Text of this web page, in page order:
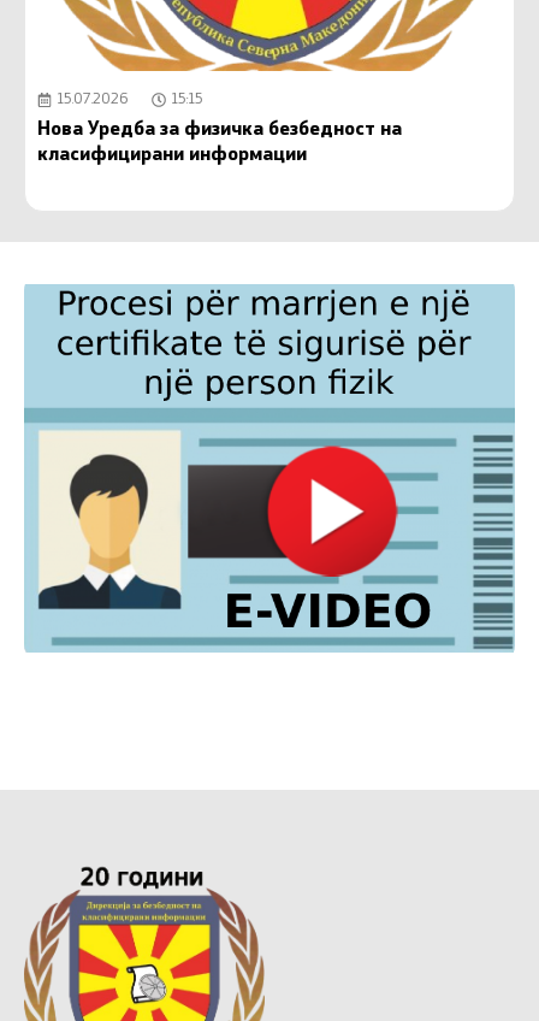
15.07.2026 15:15
Нова Уредба за физичка безбедност на
класифицирани информации